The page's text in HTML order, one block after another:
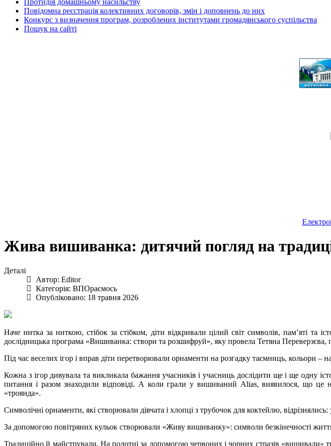
Протидія домашньому насильству
Повідомна реєстрація колективних договорів, змін і доповнень до них
Конкурс з визначення програм, розроблених інститутами громадянського суспільства
Пошук на сайті
Жива вишиванка: дитячий погляд на
Деталі
Автор: Editor
Категорія: ВПОраємось
Опубліковано: 18 травня 2026
Наче нитка за ниткою, стібок за стібком, діти відкривали цілий світ символів, пам’яті та
дослідницька програма «Вишиванка: створи та розшифруй», яку провела Тетяна Переверзєва,
Під час веселих ігор і вправ діти перетворювали орнаменти на розгадку таємниць, кольори
Кожна з ігор дивувала та викликала бажання учасників і учасниць дослідити ще і ще одну
питання і разом знаходили відповіді. А коли грали у вишиваний Alias, виявилося, що це
«троянда».
Символічні орнаменти, які створювали дівчата і хлопці з трубочок для коктейлю,
За допомогою повітряних кульок створювали «Живу вишиванку»: символи безкінечності
Традиційно й майстрували. На полотні за допомогою червоних і чорних стразів «вишивали»